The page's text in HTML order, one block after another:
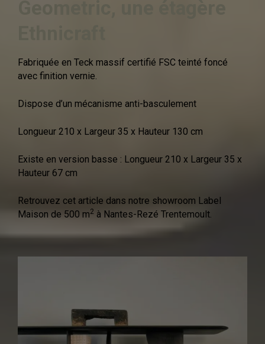
Fabriquée en Teck massif certifié FSC teinté foncé
avec finition vernie.
Dispose d’un mécanisme anti-basculement
Longueur 210 x Largeur 35 x Hauteur 130 cm
Existe en version basse : Longueur 210 x Largeur 35 x
Hauteur 67 cm
Retrouvez cet article dans notre showroom Label
Maison de 500 m2 à Nantes-Rezé Trentemoult.